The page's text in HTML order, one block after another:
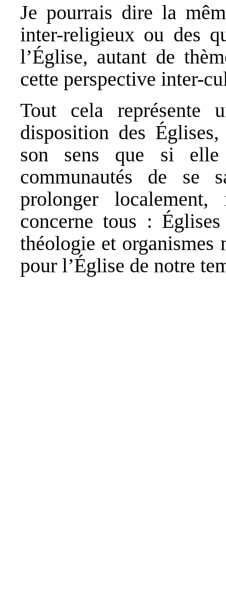
Je pourrais dire la
inter-religieux ou des
l’Église, autant de
cette perspective inter-
Tout cela représente
disposition des
son sens que si elle
communautés de
prolonger
concerne tous :
théologie et organismes
pour l’Église de notre